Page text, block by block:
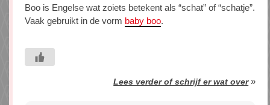
Boo is Engelse wat zoiets betekent als “schat” of “schatje”.
Vaak gebruikt in de vorm baby boo.
Lees verder of schrijf er wat over»